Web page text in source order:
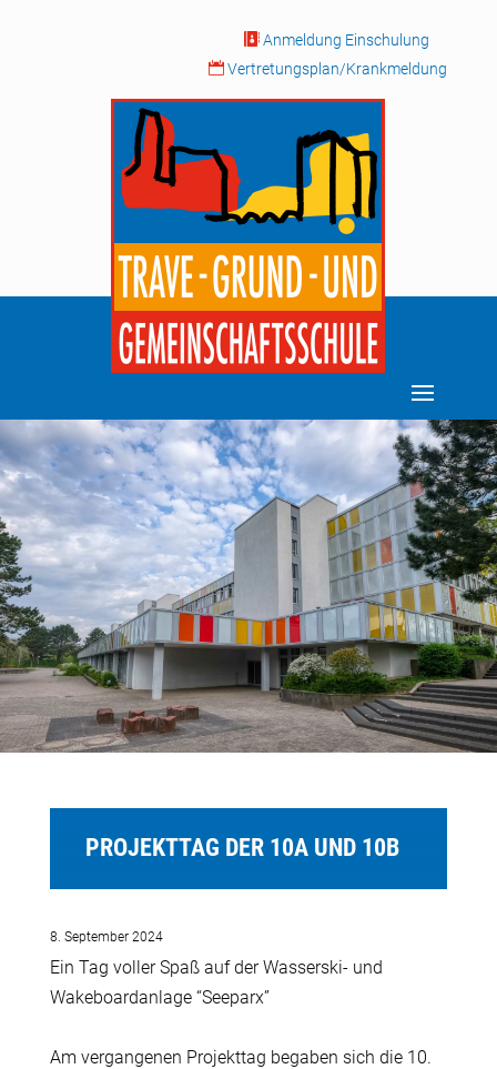
 Anmeldung Einschulung
 Vertretungsplan/Krankmeldung
PROJEKTTAG DER 10A UND 10B
8. September 2024
Ein Tag voller Spaß auf der Wasserski- und
Wakeboardanlage “Seeparx”
Am vergangenen Projekttag begaben sich die 10.